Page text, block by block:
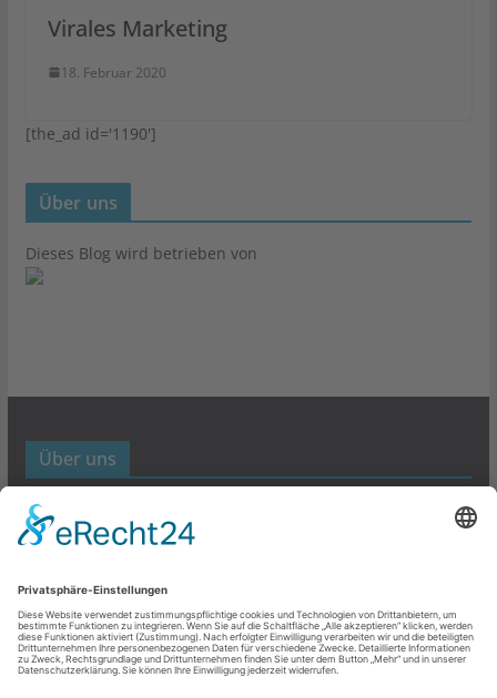
Virales Marketing
18. Februar 2020
[the_ad id='1190']
Über uns
Dieses Blog wird betrieben von
Über uns
Werbund- und Marketing Blog
Links
Datenschutz
Impressum